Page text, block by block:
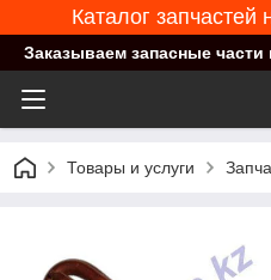
Каталог запчастей
Заказываем запасные части
Товары и услуги